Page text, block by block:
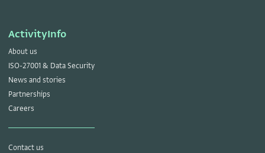
ActivityInfo
About us
ISO-27001 & Data Security
News and stories
Partnerships
Careers
Contact us